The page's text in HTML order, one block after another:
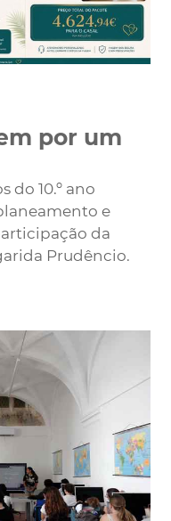
por um
do 10.º ano
e
da
Prudêncio.